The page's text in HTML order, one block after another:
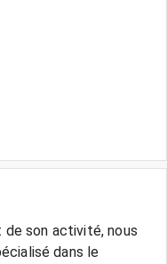
de son activité, nous
dans le